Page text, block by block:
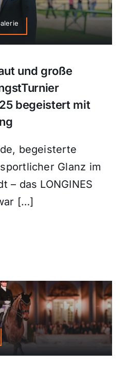
und große
begeistert mit
begeisterte
Glanz im
– das LONGINES
[…]